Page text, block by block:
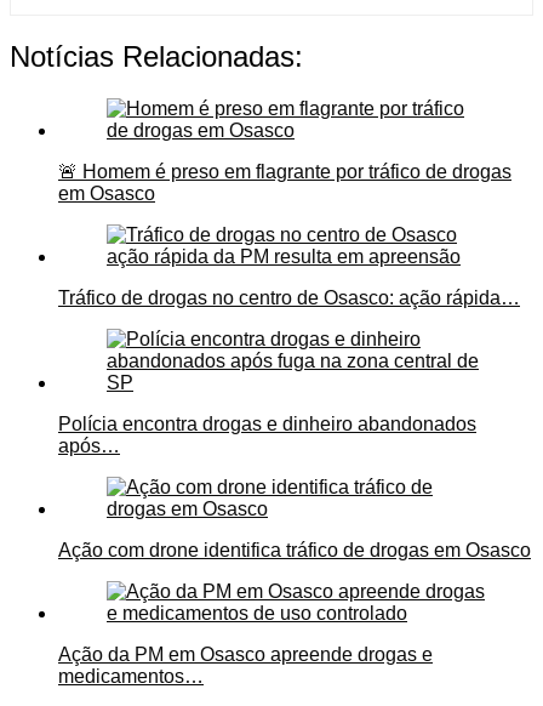
Notícias Relacionadas:
🚨 Homem é preso em flagrante por tráfico de drogas
em Osasco
Tráfico de drogas no centro de Osasco: ação rápida…
Polícia encontra drogas e dinheiro abandonados
após…
Ação com drone identifica tráfico de drogas em Osasco
Ação da PM em Osasco apreende drogas e
medicamentos…